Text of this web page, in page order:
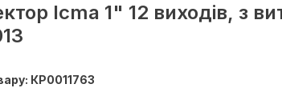
Icma 1" 12 виходів, з
КР0011763